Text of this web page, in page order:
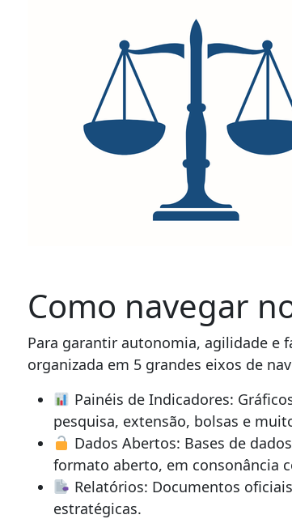
Como navegar
Para garantir autonomia, agilidade e
organizada em 5 grandes eixos de
Painéis de Indicadores:
pesquisa, extensão, bolsas e
Dados Abertos: Bases de
formato aberto, em consonância
Relatórios: Documentos
estratégicas.